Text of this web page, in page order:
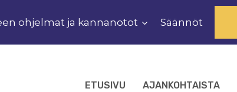
ohjelmat ja kannanotot Säännöt
ETUSIVU AJANKOHTAISTA